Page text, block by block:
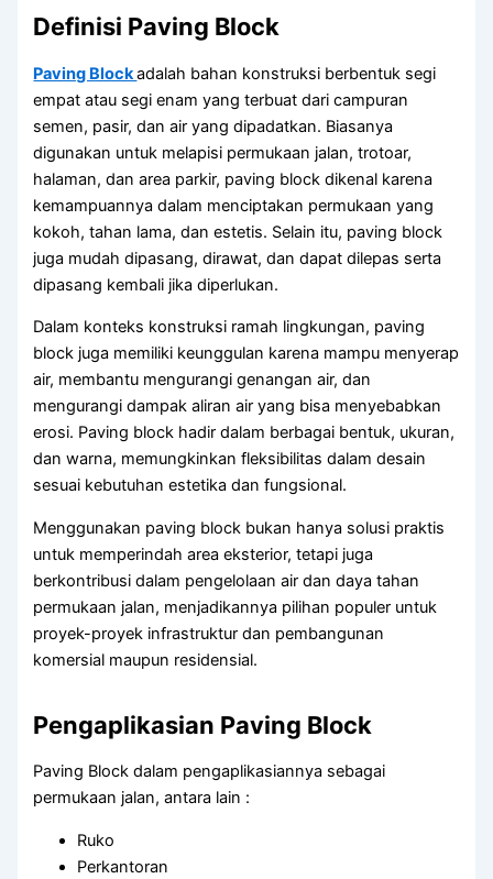
Definisi Paving Block
Paving Blockadalah bahan konstruksi berbentuk segi
empat atau segi enam yang terbuat dari campuran
semen, pasir, dan air yang dipadatkan. Biasanya
digunakan untuk melapisi permukaan jalan, trotoar,
halaman, dan area parkir, paving block dikenal karena
kemampuannya dalam menciptakan permukaan yang
kokoh, tahan lama, dan estetis. Selain itu, paving block
juga mudah dipasang, dirawat, dan dapat dilepas serta
dipasang kembali jika diperlukan.
Dalam konteks konstruksi ramah lingkungan, paving
block juga memiliki keunggulan karena mampu menyerap
air, membantu mengurangi genangan air, dan
mengurangi dampak aliran air yang bisa menyebabkan
erosi. Paving block hadir dalam berbagai bentuk, ukuran,
dan warna, memungkinkan fleksibilitas dalam desain
sesuai kebutuhan estetika dan fungsional.
Menggunakan paving block bukan hanya solusi praktis
untuk memperindah area eksterior, tetapi juga
berkontribusi dalam pengelolaan air dan daya tahan
permukaan jalan, menjadikannya pilihan populer untuk
proyek-proyek infrastruktur dan pembangunan
komersial maupun residensial.
Pengaplikasian Paving Block
Paving Block dalam pengaplikasiannya sebagai
permukaan jalan, antara lain :
Ruko
Perkantoran